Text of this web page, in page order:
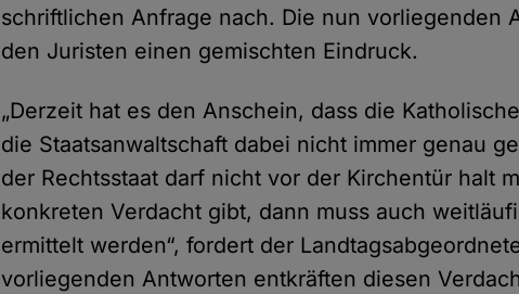
schriftlichen Anfrage nach. Die nun vorliegenden
den Juristen einen gemischten Eindruck.
„Derzeit hat es den Anschein, dass die
die Staatsanwaltschaft dabei nicht immer genau
der Rechtsstaat darf nicht vor der Kirchentür halt
konkreten Verdacht gibt, dann muss auch
ermittelt werden“, fordert der
vorliegenden Antworten entkräften diesen